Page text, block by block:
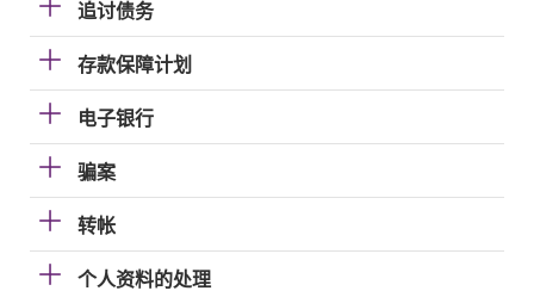
追讨债务
存款保障计划
电子银行
骗案
转帐
个人资料的处理